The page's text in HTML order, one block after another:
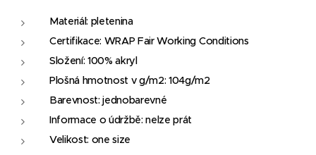
Materiál: pletenina
Certifikace: WRAP Fair Working Conditions
Složení: 100% akryl
Plošná hmotnost v g/m2: 104g/m2
Barevnost: jednobarevné
Informace o údržbě: nelze prát
Velikost: one size